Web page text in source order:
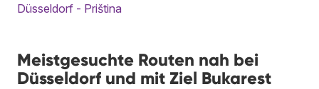
Düsseldorf - Priština
Meistgesuchte Routen nah bei
Düsseldorf und mit Ziel Bukarest